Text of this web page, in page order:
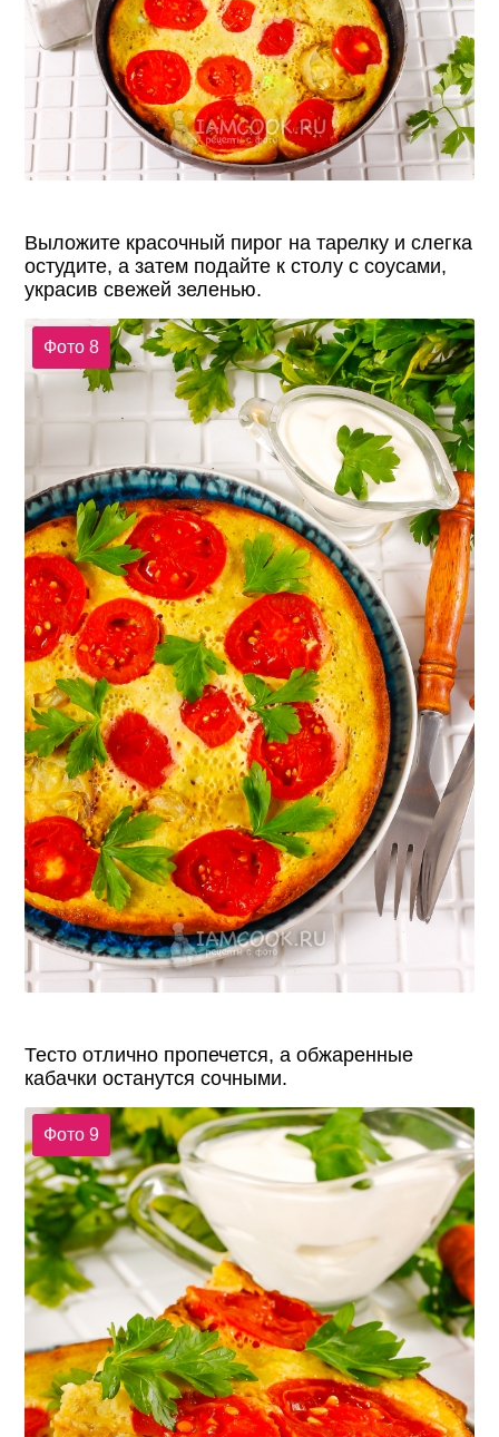
Выложите красочный пирог на тарелку и слегка
остудите, а затем подайте к столу с соусами,
украсив свежей зеленью.
Фото 8
Тесто отлично пропечется, а обжаренные
кабачки останутся сочными.
Фото 9